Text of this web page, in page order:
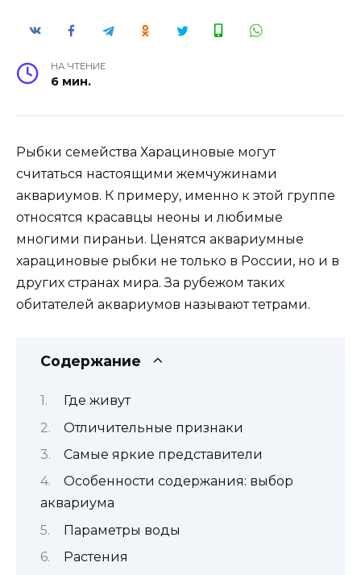
НА ЧТЕНИЕ
6 мин.
Рыбки семейства Харациновые могут
считаться настоящими жемчужинами
аквариумов. К примеру, именно к этой группе
относятся красавцы неоны и любимые
многими пираньи. Ценятся аквариумные
харациновые рыбки не только в России, но и в
других странах мира. За рубежом таких
обитателей аквариумов называют тетрами.
Содержание
Где живут
Отличительные признаки
Самые яркие представители
Особенности содержания: выбор
аквариума
Параметры воды
Растения